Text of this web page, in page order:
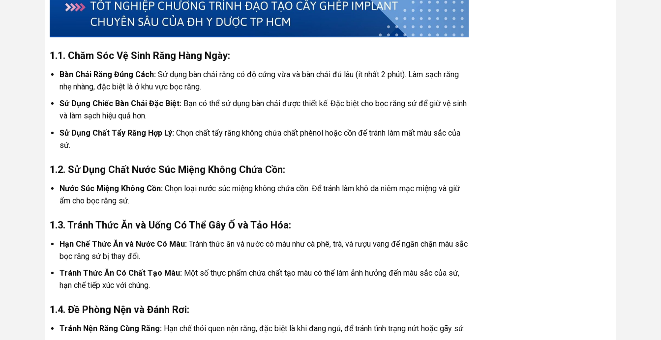
1.1. Chăm Sóc Vệ Sinh Răng Hàng Ngày:
Bàn Chải Răng Đúng Cách: Sử dụng bàn chải răng có độ cứng vừa và bàn chải đủ lâu (ít nhất 2 phút). Làm sạch răng
nhẹ nhàng, đặc biệt là ở khu vực bọc răng.
Sử Dụng Chiếc Bàn Chải Đặc Biệt: Bạn có thể sử dụng bàn chải được thiết kế. Đặc biệt cho bọc răng sứ để giữ vệ sinh
và làm sạch hiệu quả hơn.
Sử Dụng Chất Tẩy Răng Hợp Lý: Chọn chất tẩy răng không chứa chất phènol hoặc cồn để tránh làm mất màu sắc của
sứ.
1.2. Sử Dụng Chất Nước Súc Miệng Không Chứa Cồn:
Nước Súc Miệng Không Cồn: Chọn loại nước súc miệng không chứa cồn. Để tránh làm khô da niêm mạc miệng và giữ
ẩm cho bọc răng sứ.
1.3. Tránh Thức Ăn và Uống Có Thể Gây Ố và Tảo Hóa:
Hạn Chế Thức Ăn và Nước Có Màu: Tránh thức ăn và nước có màu như cà phê, trà, và rượu vang để ngăn chặn màu sắc
bọc răng sứ bị thay đổi.
Tránh Thức Ăn Có Chất Tạo Màu: Một số thực phẩm chứa chất tạo màu có thể làm ảnh hưởng đến màu sắc của sứ,
hạn chế tiếp xúc với chúng.
1.4. Đề Phòng Nện và Đánh Rơi:
Tránh Nện Răng Cùng Răng: Hạn chế thói quen nện răng, đặc biệt là khi đang ngủ, để tránh tình trạng nứt hoặc gãy sứ.